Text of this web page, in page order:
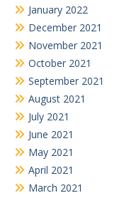
January 2022
December 2021
November 2021
October 2021
September 2021
August 2021
July 2021
June 2021
May 2021
April 2021
March 2021